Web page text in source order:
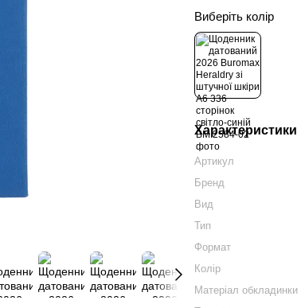
Виберіть колір
Характеристики
Артикул
Бренд
Вид
Тип
Формат
Колір
Матеріал обкладинки